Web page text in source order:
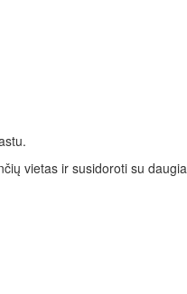
vietas ir susidoroti su